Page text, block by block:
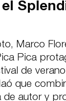
Marco
Pica
de
que
de autor y